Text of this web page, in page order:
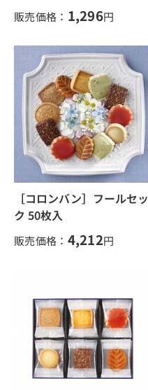
販売価格： 1,296円
［コロンバン］フールセッ
ク 50枚入
販売価格： 4,212円